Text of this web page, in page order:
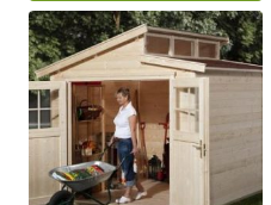
Ennek
a
terméknek
több
variációja
van.